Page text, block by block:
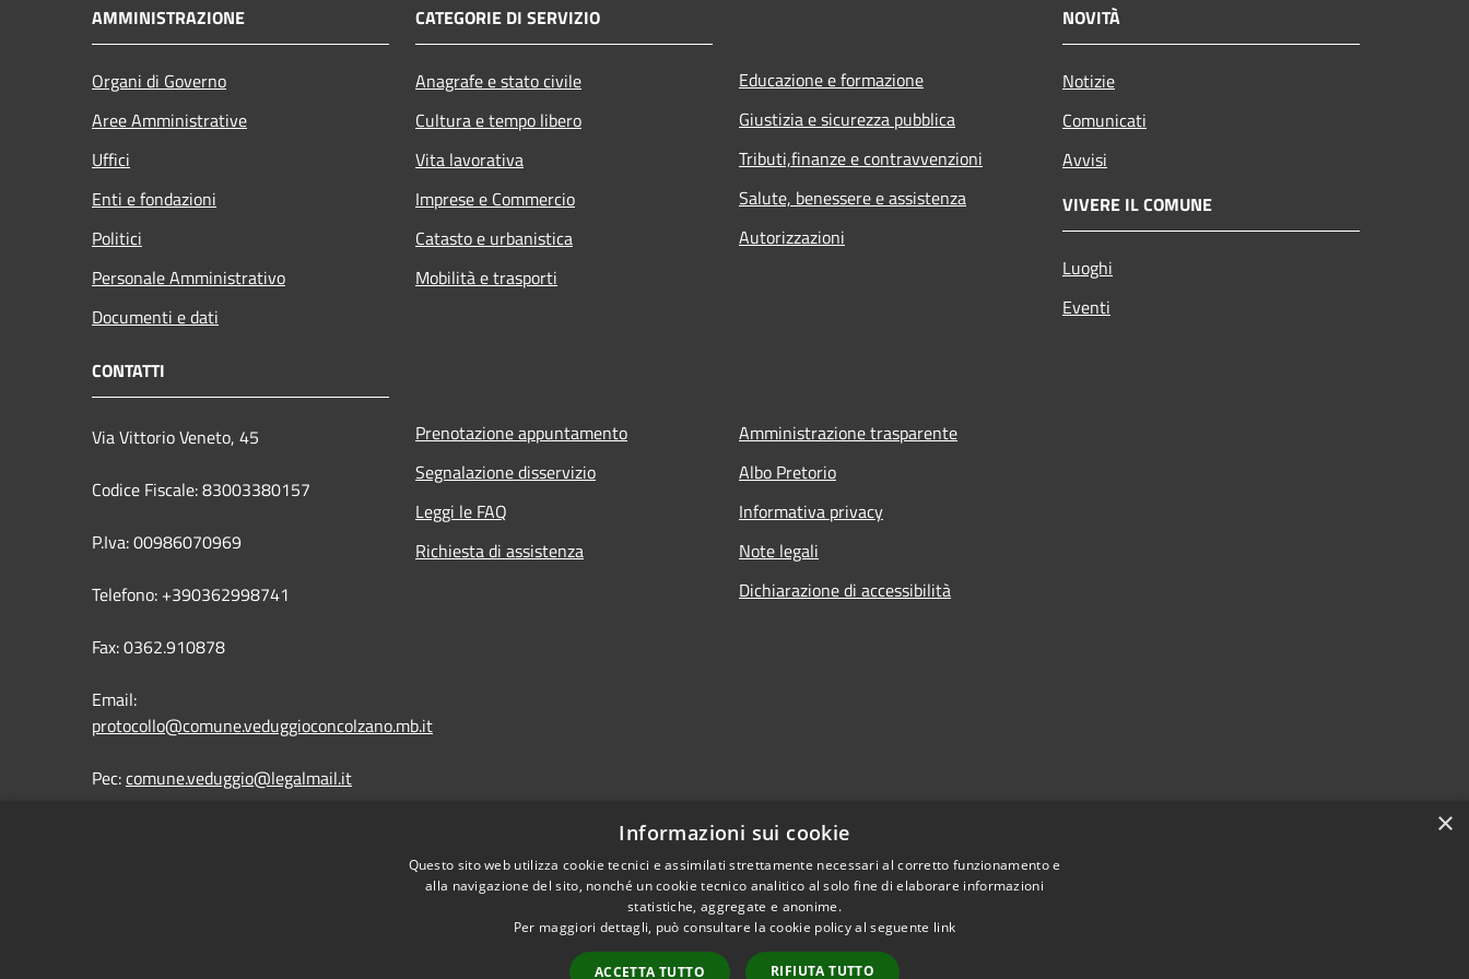
AMMINISTRAZIONE
Organi di Governo
Aree Amministrative
Uffici
Enti e fondazioni
Politici
Personale Amministrativo
Documenti e dati
CATEGORIE DI SERVIZIO
Anagrafe e stato civile
Cultura e tempo libero
Vita lavorativa
Imprese e Commercio
Catasto e urbanistica
Mobilità e trasporti
Educazione e formazione
Giustizia e sicurezza pubblica
Tributi,finanze e contravvenzioni
Salute, benessere e assistenza
Autorizzazioni
NOVITÀ
Notizie
Comunicati
Avvisi
VIVERE IL COMUNE
Luoghi
Eventi
CONTATTI
Via Vittorio Veneto, 45
Codice Fiscale: 83003380157
P.Iva: 00986070969
Telefono: +390362998741
Fax: 0362.910878
Email:
protocollo@comune.veduggioconcolzano.mb.it
Pec:comune.veduggio@legalmail.it
Prenotazione appuntamento
Segnalazione disservizio
Leggi le FAQ
Richiesta di assistenza
Amministrazione trasparente
Albo Pretorio
Informativa privacy
Note legali
Dichiarazione di accessibilità
×
Informazioni sui cookie
Questo sito web utilizza cookie tecnici e assimilati strettamente necessari al corretto funzionamento e
alla navigazione del sito, nonché un cookie tecnico analitico al solo fine di elaborare informazioni
statistiche, aggregate e anonime.
Per maggiori dettagli, può consultare la cookie policy al seguente link
ACCETTA TUTTO RIFIUTA TUTTO